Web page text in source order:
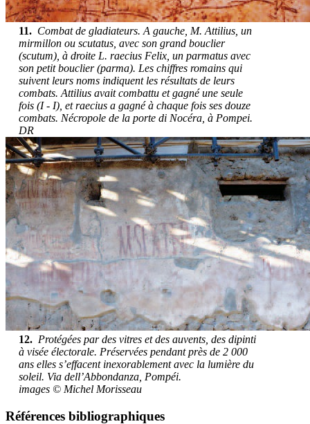
11. Combat de gladiateurs. A gauche, M. Attilius, un
mirmillon ou scutatus, avec son grand bouclier
(scutum), à droite L. raecius Felix, un parmatus avec
son petit bouclier (parma). Les chiffres romains qui
suivent leurs noms indiquent les résultats de leurs
combats. Attilius avait combattu et gagné une seule
fois (I - I), et raecius a gagné à chaque fois ses douze
combats. Nécropole de la porte di Nocéra, à Pompei.
DR
12. Protégées par des vitres et des auvents, des dipinti
à visée électorale. Préservées pendant près de 2 000
ans elles s’effacent inexorablement avec la lumière du
soleil. Via dell’Abbondanza, Pompéi.
images © Michel Morisseau
Références bibliographiques